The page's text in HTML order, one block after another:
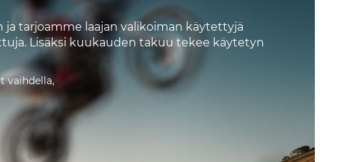
tarjoamme laajan valikoiman käytettyjä
Lisäksi kuukauden takuu tekee käytetyn
vaihdella,